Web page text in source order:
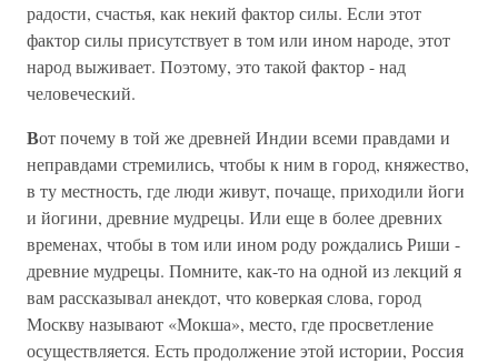
радости, счастья, как некий фактор силы. Если этот
фактор силы присутствует в том или ином народе, этот
народ выживает. Поэтому, это такой фактор - над
человеческий.
Вот почему в той же древней Индии всеми правдами и
неправдами стремились, чтобы к ним в город, княжество,
в ту местность, где люди живут, почаще, приходили йоги
и йогини, древние мудрецы. Или еще в более древних
временах, чтобы в том или ином роду рождались Риши -
древние мудрецы. Помните, как-то на одной из лекций я
вам рассказывал анекдот, что коверкая слова, город
Москву называют «Мокша», место, где просветление
осуществляется. Есть продолжение этой истории, Россия